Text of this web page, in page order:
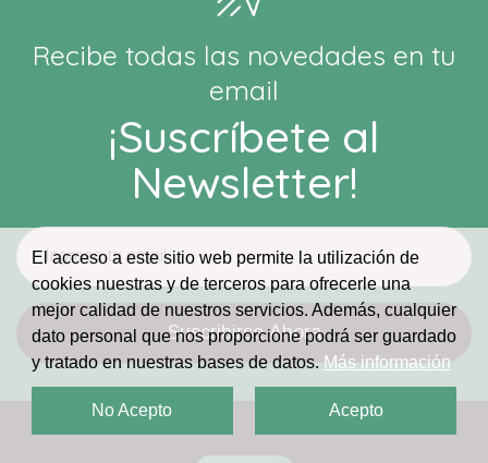
Recibe todas las novedades en tu
email
¡Suscríbete al
Newsletter!
El acceso a este sitio web permite la utilización de
cookies nuestras y de terceros para ofrecerle una
mejor calidad de nuestros servicios. Además, cualquier
dato personal que nos proporcione podrá ser guardado
y tratado en nuestras bases de datos. Más información
No Acepto Acepto